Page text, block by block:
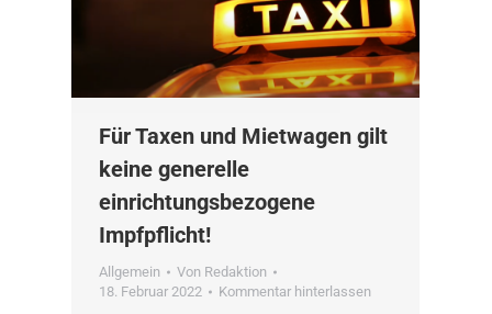
Für Taxen und Mietwagen gilt
keine generelle
einrichtungsbezogene
Impfpflicht!
Allgemein Von Redaktion
18. Februar 2022
Kommentar hinterlassen